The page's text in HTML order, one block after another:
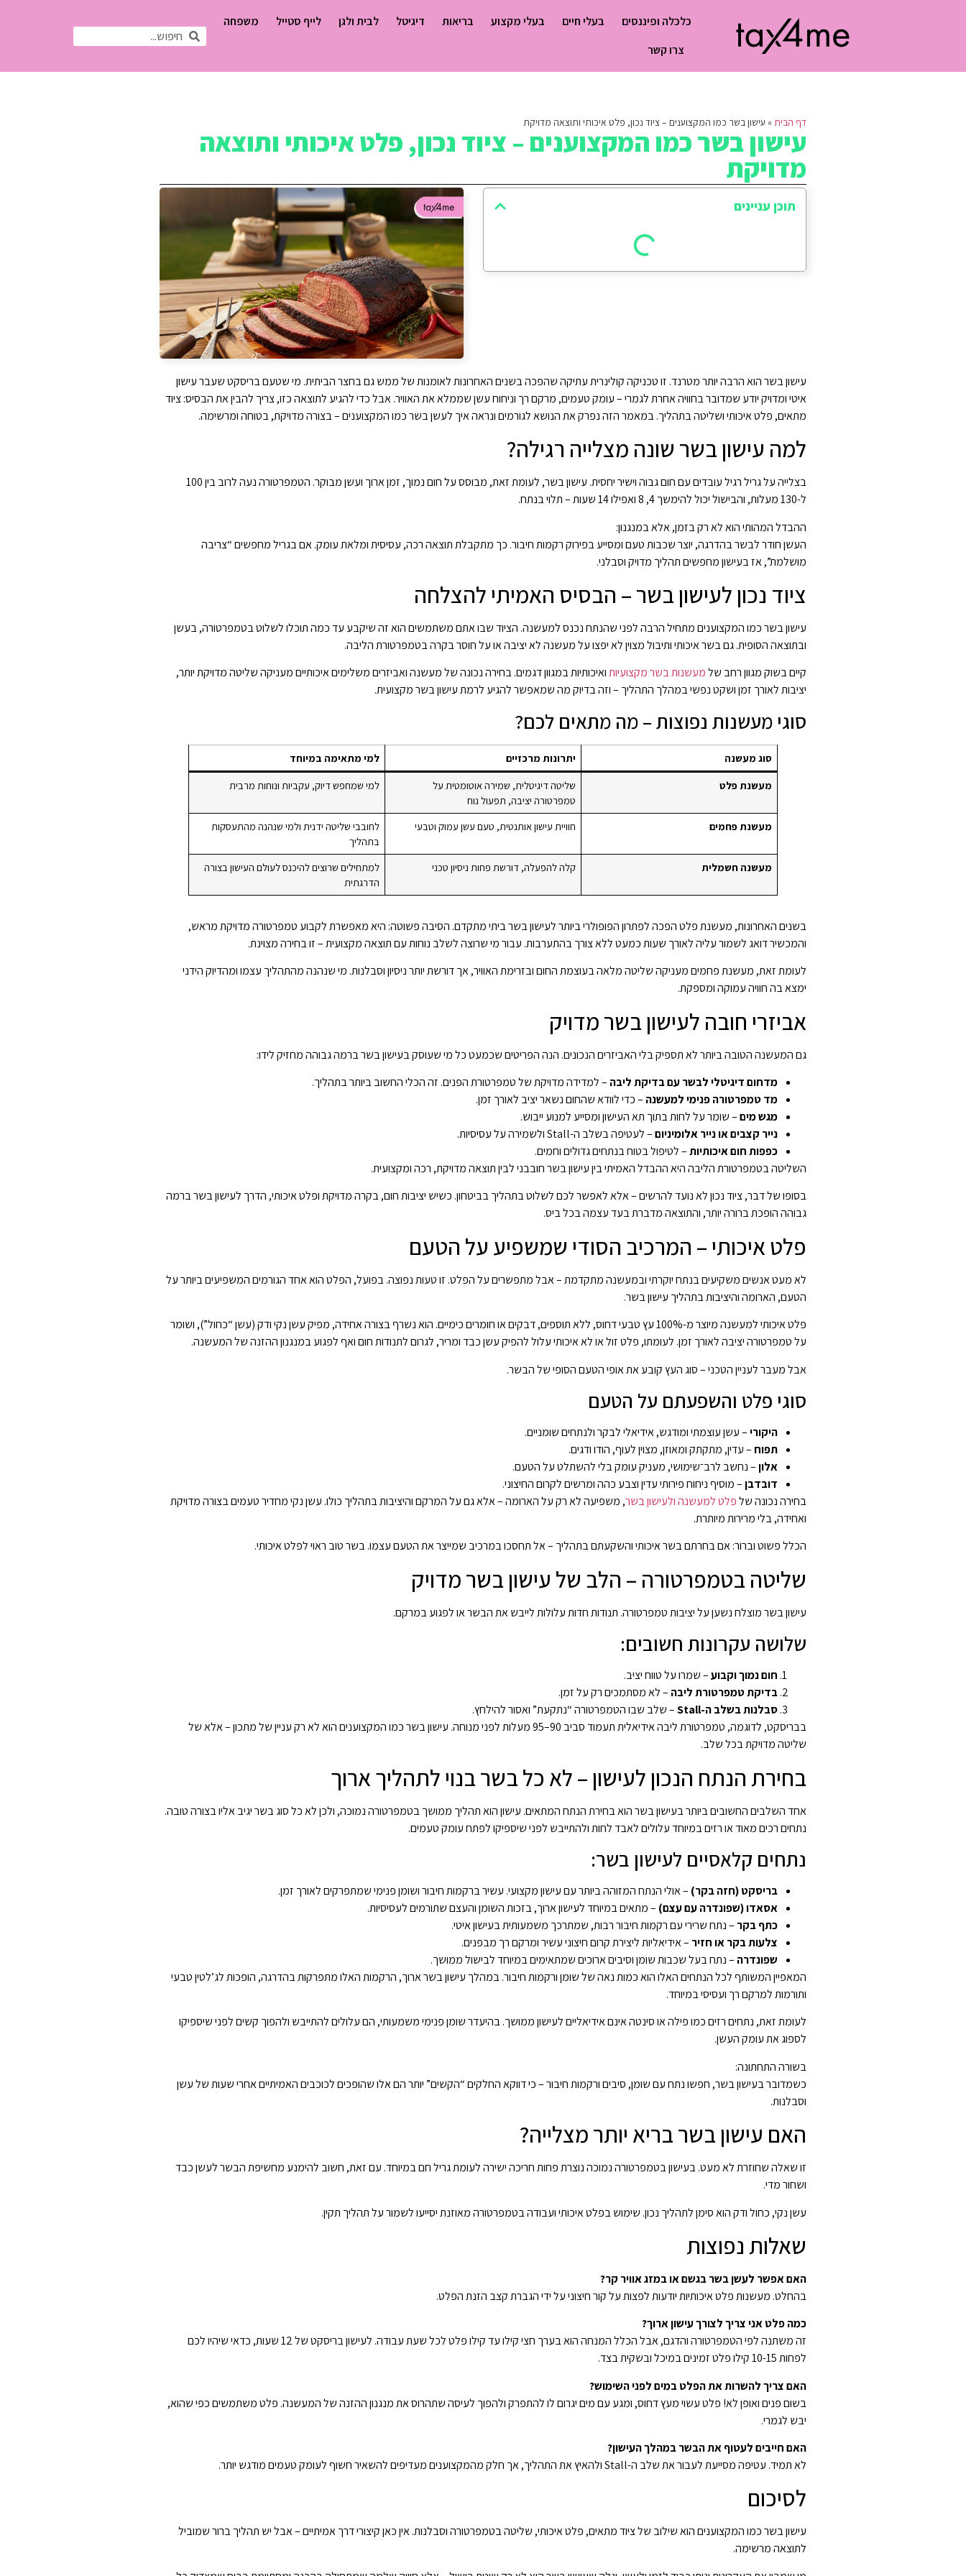
כלכלה ופיננסים בעלי חיים בעלי מקצוע בריאות דיגיטל לבית ולגן לייף סטייל
משפחה
צרו קשר
דף הבית » עישון בשר כמו המקצוענים – ציוד נכון, פלט איכותי ותוצאה מדויקת
עישון בשר כמו המקצוענים – ציוד נכון, פלט איכותי ותוצאה
מדויקת
תוכן עניינים
עישון בשר הוא הרבה יותר מטרנד. זו טכניקה קולינרית עתיקה שהפכה בשנים האחרונות לאומנות של ממש גם בחצר הביתית. מי שטעם בריסקט שעבר עישון
איטי ומדויק יודע שמדובר בחוויה אחרת לגמרי – עומק טעמים, מרקם רך וניחוח עשן שממלא את האוויר. אבל כדי להגיע לתוצאה כזו, צריך להבין את הבסיס: ציוד
מתאים, פלט איכותי ושליטה בתהליך. במאמר הזה נפרק את הנושא לגורמים ונראה איך לעשן בשר כמו המקצוענים – בצורה מדויקת, בטוחה ומרשימה.
למה עישון בשר שונה מצלייה רגילה?
בצלייה על גריל רגיל עובדים עם חום גבוה וישיר יחסית. עישון בשר, לעומת זאת, מבוסס על חום נמוך, זמן ארוך ועשן מבוקר. הטמפרטורה נעה לרוב בין 100
ל-130 מעלות, והבישול יכול להימשך 4, 8 ואפילו 14 שעות – תלוי בנתח.
ההבדל המהותי הוא לא רק בזמן, אלא במנגנון:
העשן חודר לבשר בהדרגה, יוצר שכבות טעם ומסייע בפירוק רקמות חיבור. כך מתקבלת תוצאה רכה, עסיסית ומלאת עומק. אם בגריל מחפשים “צריבה
מושלמת”, אז בעישון מחפשים תהליך מדויק וסבלני.
ציוד נכון לעישון בשר – הבסיס האמיתי להצלחה
עישון בשר כמו המקצוענים מתחיל הרבה לפני שהנתח נכנס למעשנה. הציוד שבו אתם משתמשים הוא זה שיקבע עד כמה תוכלו לשלוט בטמפרטורה, בעשן
ובתוצאה הסופית. גם בשר איכותי ותיבול מצוין לא יפצו על מעשנה לא יציבה או על חוסר בקרה בטמפרטורת הליבה.
קיים בשוק מגוון רחב שלמעשנות בשר מקצועיותואיכותיות במגוון דגמים. בחירה נכונה של מעשנה ואביזרים משלימים איכותיים מעניקה שליטה מדויקת יותר,
יציבות לאורך זמן ושקט נפשי במהלך התהליך – וזה בדיוק מה שמאפשר להגיע לרמת עישון בשר מקצועית.
סוגי מעשנות נפוצות – מה מתאים לכם?
סוג מעשנה יתרונות מרכזיים
למי מתאימה במיוחד
מעשנת פלט
שליטה דיגיטלית, שמירה אוטומטית על
טמפרטורה יציבה, תפעול נוח
למי שמחפש דיוק, עקביות ונוחות מרבית
מעשנת פחמים חוויית עישון אותנטית, טעם עשן עמוק וטבעי
לחובבי שליטה ידנית ולמי שנהנה מהתעסקות
בתהליך
מעשנה חשמלית
קלה להפעלה, דורשת פחות ניסיון טכני
למתחילים שרוצים להיכנס לעולם העישון בצורה
הדרגתית
בשנים האחרונות, מעשנת פלט הפכה לפתרון הפופולרי ביותר לעישון בשר ביתי מתקדם. הסיבה פשוטה: היא מאפשרת לקבוע טמפרטורה מדויקת מראש,
והמכשיר דואג לשמור עליה לאורך שעות כמעט ללא צורך בהתערבות. עבור מי שרוצה לשלב נוחות עם תוצאה מקצועית – זו בחירה מצוינת.
לעומת זאת, מעשנת פחמים מעניקה שליטה מלאה בעוצמת החום ובזרימת האוויר, אך דורשת יותר ניסיון וסבלנות. מי שנהנה מהתהליך עצמו ומהדיוק הידני
ימצא בה חוויה עמוקה ומספקת.
אביזרי חובה לעישון בשר מדויק
גם המעשנה הטובה ביותר לא תספיק בלי האביזרים הנכונים. הנה הפריטים שכמעט כל מי שעוסק בעישון בשר ברמה גבוהה מחזיק לידו:
מדחום דיגיטלי לבשר עם בדיקת ליבה – למדידה מדויקת של טמפרטורת הפנים. זה הכלי החשוב ביותר בתהליך.
מד טמפרטורה פנימי למעשנה – כדי לוודא שהחום נשאר יציב לאורך זמן.
מגש מים– שומר על לחות בתוך תא העישון ומסייע למנוע ייבוש.
נייר קצבים או נייר אלומיניום– לעטיפה בשלב ה-Stall ולשמירה על עסיסיות.
כפפות חום איכותיות– לטיפול בטוח בנתחים גדולים וחמים.
השליטה בטמפרטורת הליבה היא ההבדל האמיתי בין עישון בשר חובבני לבין תוצאה מדויקת, רכה ומקצועית.
בסופו של דבר, ציוד נכון לא נועד להרשים – אלא לאפשר לכם לשלוט בתהליך בביטחון. כשיש יציבות חום, בקרה מדויקת ופלט איכותי, הדרך לעישון בשר ברמה
גבוהה הופכת ברורה יותר, והתוצאה מדברת בעד עצמה בכל ביס.
פלט איכותי – המרכיב הסודי שמשפיע על הטעם
לא מעט אנשים משקיעים בנתח יוקרתי ובמעשנה מתקדמת – אבל מתפשרים על הפלט. זו טעות נפוצה. בפועל, הפלט הוא אחד הגורמים המשפיעים ביותר על
הטעם, הארומה והיציבות בתהליך עישון בשר.
פלט איכותי למעשנה מיוצר מ-100% עץ טבעי דחוס, ללא תוספים, דבקים או חומרים כימיים. הוא נשרף בצורה אחידה, מפיק עשן נקי ודק (עשן “כחול”), ושומר
על טמפרטורה יציבה לאורך זמן. לעומתו, פלט זול או לא איכותי עלול להפיק עשן כבד ומריר, לגרום לתנודות חום ואף לפגוע במנגנון ההזנה של המעשנה.
אבל מעבר לעניין הטכני – סוג העץ קובע את אופי הטעם הסופי של הבשר.
סוגי פלט והשפעתם על הטעם
היקורי– עשן עוצמתי ומודגש, אידיאלי לבקר ולנתחים שומניים.
תפוח – עדין, מתקתק ומאוזן, מצוין לעוף, הודו ודגים.
אלון– נחשב לרב־שימושי, מעניק עומק בלי להשתלט על הטעם.
דובדבן– מוסיף ניחוח פירותי עדין וצבע כהה ומרשים לקרום החיצוני.
בחירה נכונה שלפלט למעשנה ולעישון בשר, משפיעה לא רק על הארומה – אלא גם על המרקם והיציבות בתהליך כולו. עשן נקי מחדיר טעמים בצורה מדויקת
ואחידה, בלי מרירות מיותרת.
הכלל פשוט וברור: אם בחרתם בשר איכותי והשקעתם בתהליך – אל תחסכו במרכיב שמייצר את הטעם עצמו. בשר טוב ראוי לפלט איכותי.
שליטה בטמפרטורה – הלב של עישון בשר מדויק
עישון בשר מוצלח נשען על יציבות טמפרטורה. תנודות חדות עלולות לייבש את הבשר או לפגוע במרקם.
שלושה עקרונות חשובים:
חום נמוך וקבוע– שמרו על טווח יציב.
בדיקת טמפרטורת ליבה – לא מסתמכים רק על זמן.
סבלנות בשלב ה-Stall
– שלב שבו הטמפרטורה “נתקעת” ואסור להילחץ.
בבריסקט, לדוגמה, טמפרטורת ליבה אידיאלית תעמוד סביב 90–95 מעלות לפני מנוחה. עישון בשר כמו המקצוענים הוא לא רק עניין של מתכון – אלא של
שליטה מדויקת בכל שלב.
בחירת הנתח הנכון לעישון – לא כל בשר בנוי לתהליך ארוך
אחד השלבים החשובים ביותר בעישון בשר הוא בחירת הנתח המתאים. עישון הוא תהליך ממושך בטמפרטורה נמוכה, ולכן לא כל סוג בשר יגיב אליו בצורה טובה.
נתחים רכים מאוד או רזים במיוחד עלולים לאבד לחות ולהתייבש לפני שיספיקו לפתח עומק טעמים.
נתחים קלאסיים לעישון בשר:
בריסקט (חזה בקר) – אולי הנתח המזוהה ביותר עם עישון מקצועי. עשיר ברקמות חיבור ושומן פנימי שמתפרקים לאורך זמן.
אסאדו (שפונדרה עם עצם) – מתאים במיוחד לעישון ארוך, בזכות השומן והעצם שתורמים לעסיסיות.
כתף בקר – נתח שרירי עם רקמות חיבור רבות, שמתרכך משמעותית בעישון איטי.
צלעות בקר או חזיר – אידיאליות ליצירת קרום חיצוני עשיר ומרקם רך מבפנים.
שפונדרה – נתח בעל שכבות שומן וסיבים ארוכים שמתאימים במיוחד לבישול ממושך.
המאפיין המשותף לכל הנתחים האלו הוא כמות נאה של שומן ורקמות חיבור. במהלך עישון בשר ארוך, הרקמות האלו מתפרקות בהדרגה, הופכות לג’לטין טבעי
ותורמות למרקם רך ועסיסי במיוחד.
לעומת זאת, נתחים רזים כמו פילה או סינטה אינם אידיאליים לעישון ממושך. בהיעדר שומן פנימי משמעותי, הם עלולים להתייבש ולהפוך קשים לפני שיספיקו
לספוג את עומק העשן.
בשורה התחתונה:
כשמדובר בעישון בשר, חפשו נתח עם שומן, סיבים ורקמות חיבור – כי דווקא החלקים “הקשים” יותר הם אלו שהופכים לכוכבים האמיתיים אחרי שעות של עשן
וסבלנות.
האם עישון בשר בריא יותר מצלייה?
זו שאלה שחוזרת לא מעט. בעישון בטמפרטורה נמוכה נוצרת פחות חריכה ישירה לעומת גריל חם במיוחד. עם זאת, חשוב להימנע מחשיפת הבשר לעשן כבד
ושחור מדי.
עשן נקי, כחול ודק הוא סימן לתהליך נכון. שימוש בפלט איכותי ועבודה בטמפרטורה מאוזנת יסייעו לשמור על תהליך תקין.
שאלות נפוצות
האם אפשר לעשן בשר בגשם או במזג אוויר קר?
בהחלט. מעשנות פלט איכותיות יודעות לפצות על קור חיצוני על ידי הגברת קצב הזנת הפלט.
כמה פלט אני צריך לצורך עישון ארוך?
זה משתנה לפי הטמפרטורה והדגם, אבל הכלל המנחה הוא בערך חצי קילו עד קילו פלט לכל שעת עבודה. לעישון בריסקט של 12 שעות, כדאי שיהיו לכם
לפחות 10-15 קילו פלט זמינים במיכל ובשקית בצד.
האם צריך להשרות את הפלט במים לפני השימוש?
בשום פנים ואופן לא! פלט עשוי מעץ דחוס, ומגע עם מים יגרום לו להתפרק ולהפוך לעיסה שתהרוס את מנגנון ההזנה של המעשנה. פלט משתמשים כפי שהוא,
יבש לגמרי.
האם חייבים לעטוף את הבשר במהלך העישון?
לא תמיד. עטיפה מסייעת לעבור את שלב ה-Stall ולהאיץ את התהליך, אך חלק מהמקצוענים מעדיפים להשאיר חשוף לעומק טעמים מודגש יותר.
לסיכום
עישון בשר כמו המקצוענים הוא שילוב של ציוד מתאים, פלט איכותי, שליטה בטמפרטורה וסבלנות. אין כאן קיצורי דרך אמיתיים – אבל יש תהליך ברור שמוביל
לתוצאה מרשימה.